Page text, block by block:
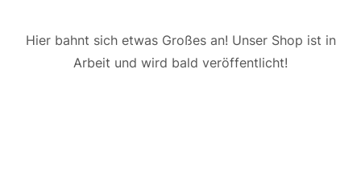
Hier bahnt sich etwas Großes an! Unser Shop ist in
Arbeit und wird bald veröffentlicht!